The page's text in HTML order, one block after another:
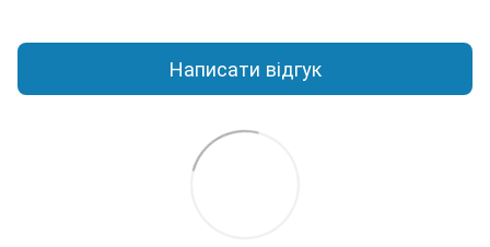
Написати відгук